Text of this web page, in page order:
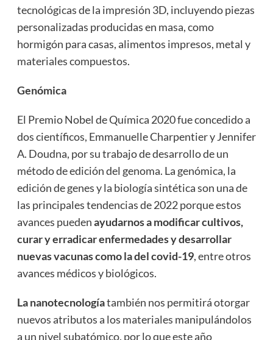
tecnológicas de la impresión 3D, incluyendo piezas
personalizadas producidas en masa, como
hormigón para casas, alimentos impresos, metal y
materiales compuestos.
Genómica
El Premio Nobel de Química 2020 fue concedido a
dos científicos, Emmanuelle Charpentier y Jennifer
A. Doudna, por su trabajo de desarrollo de un
método de edición del genoma. La genómica, la
edición de genes y la biología sintética son una de
las principales tendencias de 2022 porque estos
avances puedenayudarnos a modificar cultivos,
curar y erradicar enfermedades y desarrollar
nuevas vacunas como la del covid-19, entre otros
avances médicos y biológicos.
La nanotecnologíatambién nos permitirá otorgar
nuevos atributos a los materiales manipulándolos
a un nivel subatómico, por lo que este año